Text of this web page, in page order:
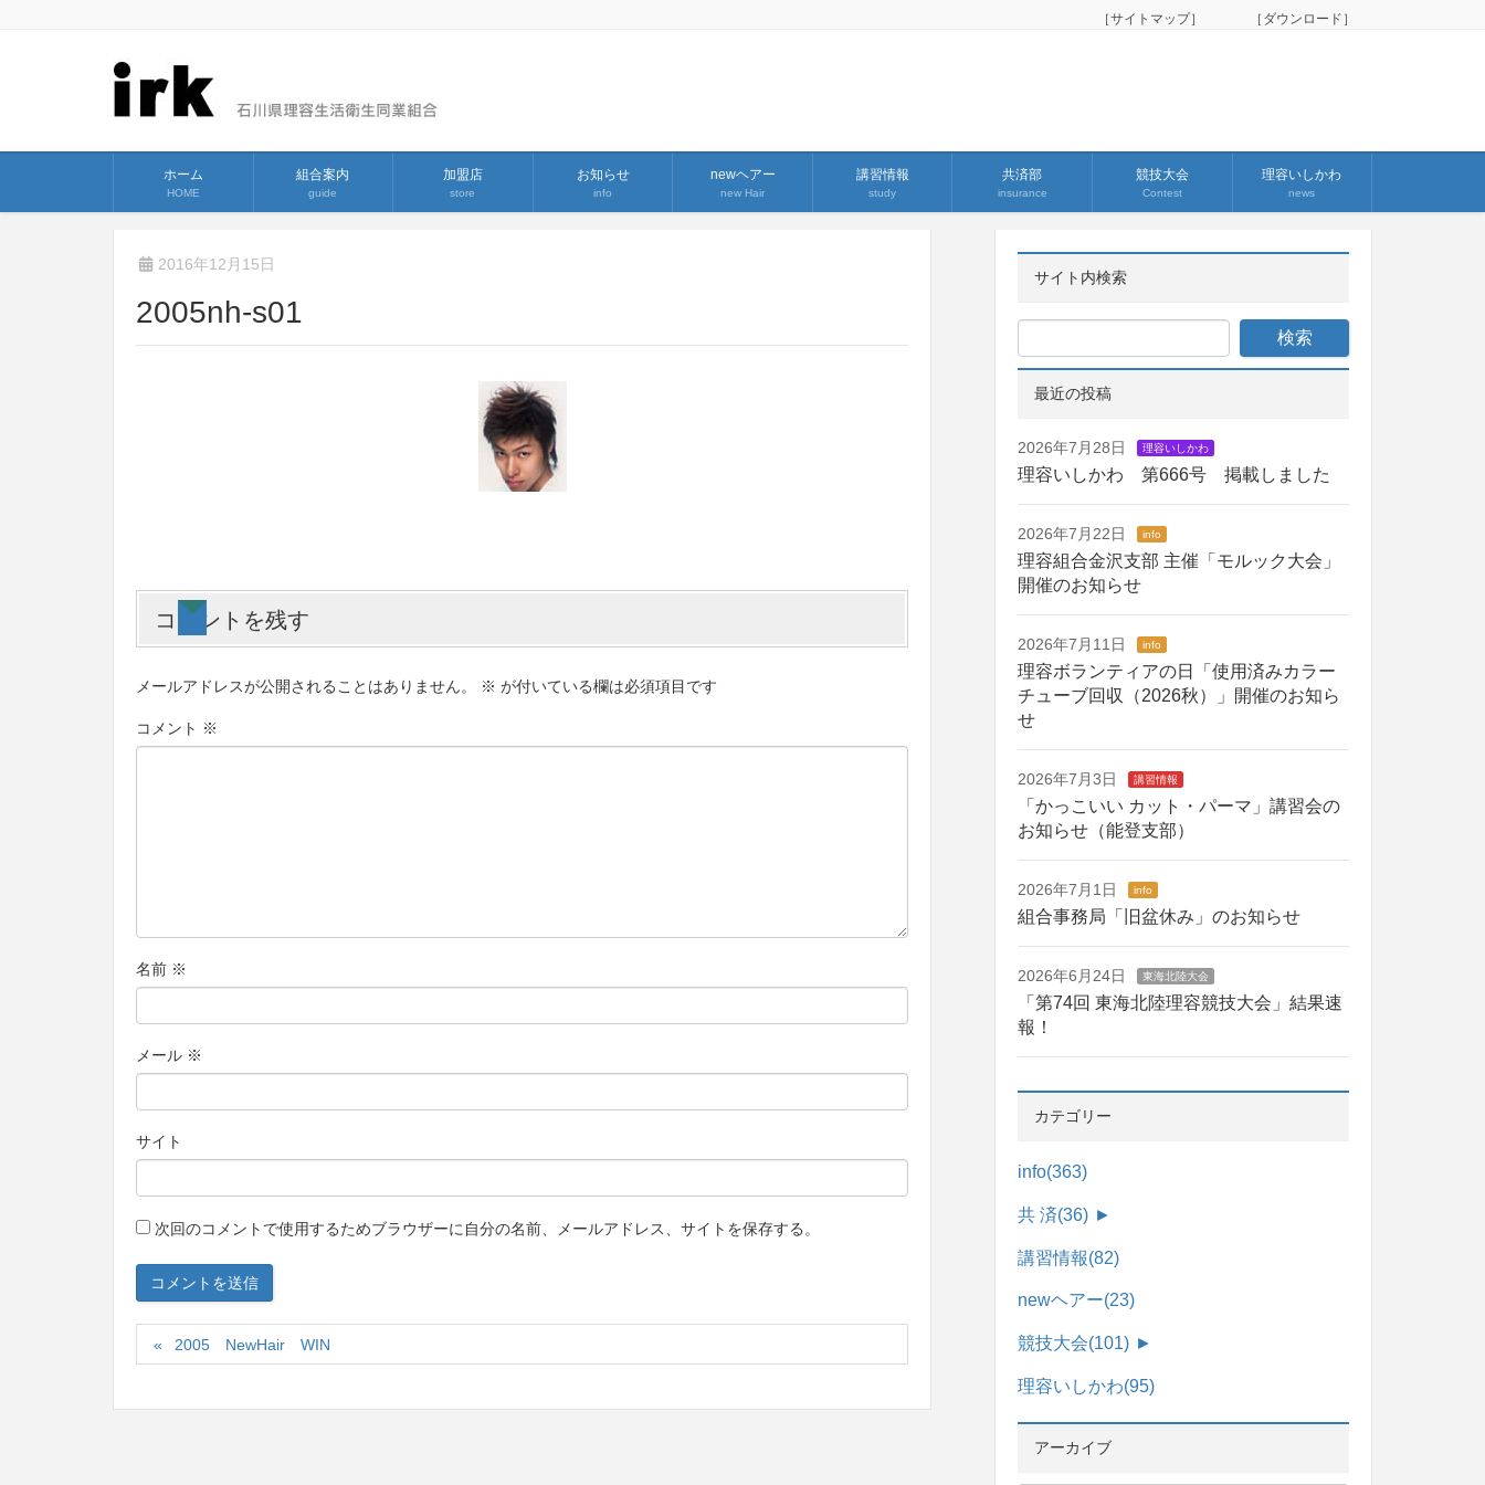
［サイトマップ］ ［ダウンロード］
ホーム
HOME
組合案内
guide
加盟店
store
お知らせ
info
newヘアー
new Hair
講習情報
study
共済部
insurance
競技大会
Contest
理容いしかわ
news
2016年12月15日
2005nh-s01
コメントを残す
メールアドレスが公開されることはありません。 ※ が付いている欄は必須項目です
コメント ※
名前 ※
メール ※
サイト
次回のコメントで使用するためブラウザーに自分の名前、メールアドレス、サイトを保存する。
2005 NewHair WIN
サイト内検索
最近の投稿
2026年7月28日 理容いしかわ
理容いしかわ 第666号 掲載しました
2026年7月22日 info
理容組合金沢支部 主催「モルック大会」
開催のお知らせ
2026年7月11日 info
理容ボランティアの日「使用済みカラー
チューブ回収（2026秋）」開催のお知ら
せ
2026年7月3日 講習情報
「かっこいい カット・パーマ」講習会の
お知らせ（能登支部）
2026年7月1日 info
組合事務局「旧盆休み」のお知らせ
2026年6月24日 東海北陸大会
「第74回 東海北陸理容競技大会」結果速
報！
カテゴリー
info(363)
共 済(36) ►
講習情報(82)
newヘアー(23)
競技大会(101) ►
理容いしかわ(95)
アーカイブ